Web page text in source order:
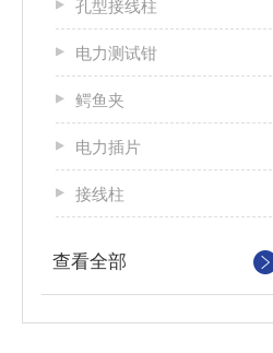
孔型接线柱
电力测试钳
鳄鱼夹
电力插片
接线柱
查看全部